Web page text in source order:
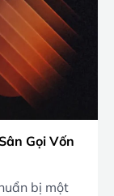
Gọi Vốn
bị một